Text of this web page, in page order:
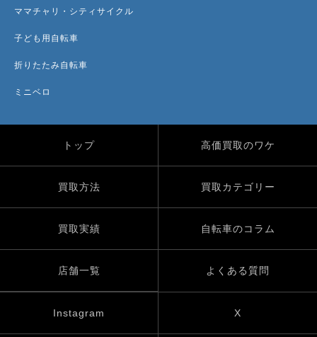
ママチャリ・シティサイクル
子ども用自転車
折りたたみ自転車
ミニベロ
トップ 高価買取のワケ
買取方法 買取カテゴリー
買取実績 自転車のコラム
店舗一覧 よくある質問
Instagram X